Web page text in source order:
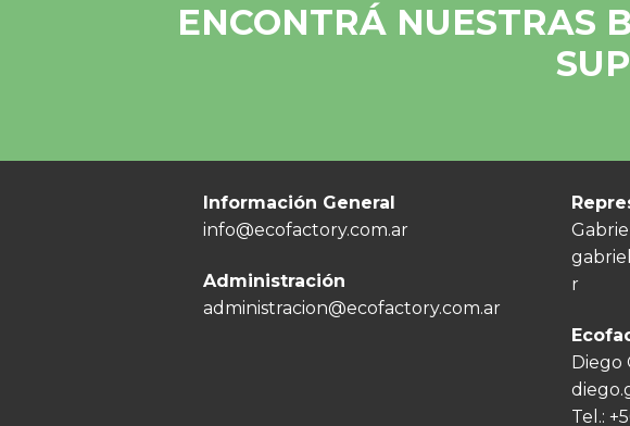
ENCONTRÁ NUESTRAS
Información General
info@ecofactory.com.ar
Administración
administracion@ecofactory.com.ar
r
Diego
Tel.: